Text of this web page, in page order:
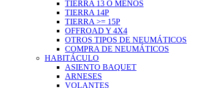
TIERRA 13 O MENOS
TIERRA 14P
TIERRA >= 15P
OFFROAD Y 4X4
OTROS TIPOS DE NEUMÁTICOS
COMPRA DE NEUMÁTICOS
HABITÁCULO
ASIENTO BAQUET
ARNESES
VOLANTES